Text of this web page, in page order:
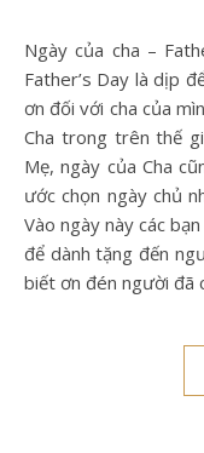
Ngày của cha – Father’s DayNgày của Cha hay còn gọi là
Father’s Day là dịp
ơn đối với cha của
Cha trong trên thế
Mẹ, ngày của Cha
ước chọn ngày chủ
Vào ngày này các
để dành tặng đến
biết ơn đén người đã